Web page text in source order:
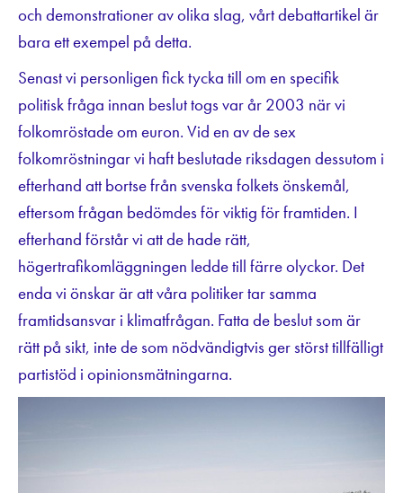
och demonstrationer av olika slag, vårt debattartikel är
bara ett exempel på detta.
Senast vi personligen fick tycka till om en specifik
politisk fråga innan beslut togs var år 2003 när vi
folkomröstade om euron. Vid en av de sex
folkomröstningar vi haft beslutade riksdagen dessutom i
efterhand att bortse från svenska folkets önskemål,
eftersom frågan bedömdes för viktig för framtiden. I
efterhand förstår vi att de hade rätt,
högertrafikomläggningen ledde till färre olyckor. Det
enda vi önskar är att våra politiker tar samma
framtidsansvar i klimatfrågan. Fatta de beslut som är
rätt på sikt, inte de som nödvändigtvis ger störst tillfälligt
partistöd i opinionsmätningarna.